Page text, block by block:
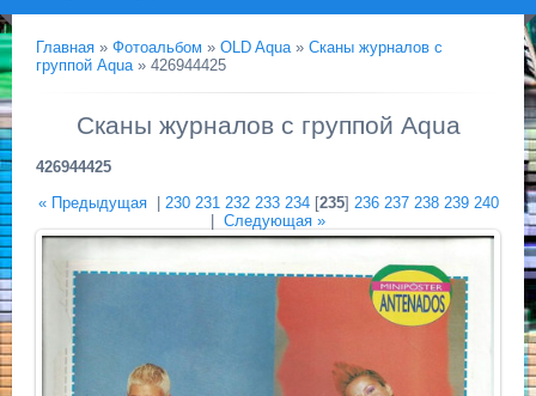
Главная » Фотоальбом » OLD Aqua» Сканы журналов с
группой Aqua» 426944425
Сканы журналов с группой Aqua
426944425
« Предыдущая| 230 231 232 233 234[235] 236 237 238 239 240
Следующая »